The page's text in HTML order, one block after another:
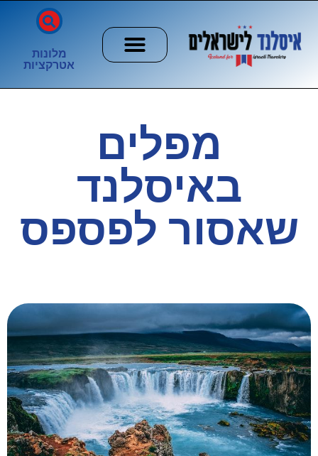
מלונות
אטרקציות
מפלים
באיסלנד
שאסור לפספס